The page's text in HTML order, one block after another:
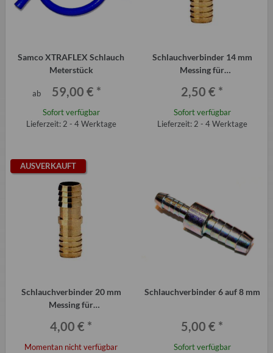
Samco XTRAFLEX Schlauch
Meterstück
ab 59,00 € *
Sofort verfügbar
Lieferzeit: 2 - 4 Werktage
Schlauchverbinder 14 mm
Messing für
2,50 € *
Sofort verfügbar
Lieferzeit: 2 - 4 Werktage
AUSVERKAUFT
Schlauchverbinder 20 mm
Messing für
4,00 € *
Momentan nicht verfügbar
Schlauchverbinder 6 auf 8 mm
5,00 € *
Sofort verfügbar